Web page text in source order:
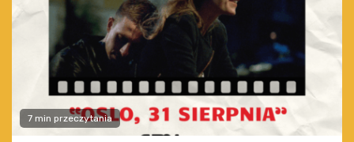
7 min przeczytania